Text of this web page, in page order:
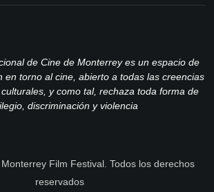
de Cine de Monterrey es un espacio de
en torno al cine, abierto a todas las creencias
y como tal, rechaza toda forma de
discriminación y violencia.
Film Festival. Todos los derechos
reservados